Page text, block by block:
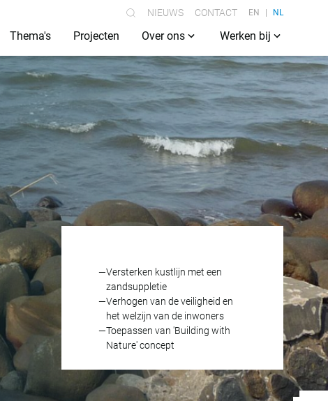
NIEUWS CONTACT EN NL
Thema's Projecten Over ons Werken bij
Versterken kustlijn met een
zandsuppletie
Verhogen van de veiligheid en
het welzijn van de inwoners
Toepassen van 'Building with
Nature' concept